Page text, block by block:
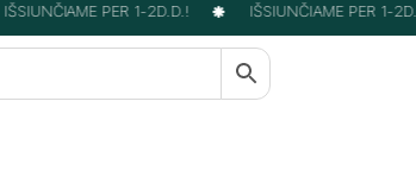
IŠSIUNČIAME PER 1-2D.D.! IŠSIUNČIAME PER 1-